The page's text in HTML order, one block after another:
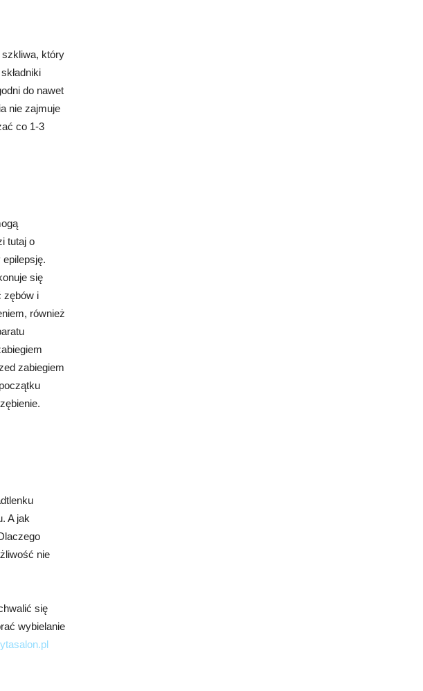
szkliwa, który
do nawet
nie zajmuje
co 1-3
tutaj o
się
zębów i
również
zabiegiem
A jak
nie
się
wybielanie